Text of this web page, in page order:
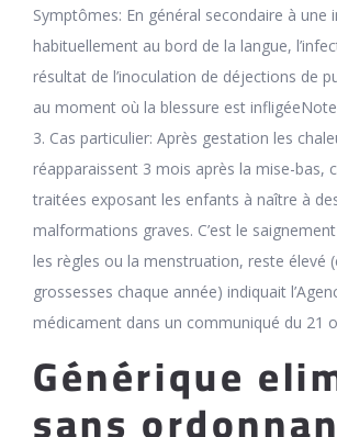
Symptômes: En général secondaire à une
habituellement au bord de la langue,
résultat de l’inoculation de déjections de
au moment où la blessure est
3. Cas particulier: Après gestation les
réapparaissent 3 mois après la mise-bas,
traitées exposant les enfants à naître à
malformations graves. C’est le
les règles ou la menstruation, reste élevé
grossesses chaque année) indiquait
médicament dans un communiqué du 21
Générique